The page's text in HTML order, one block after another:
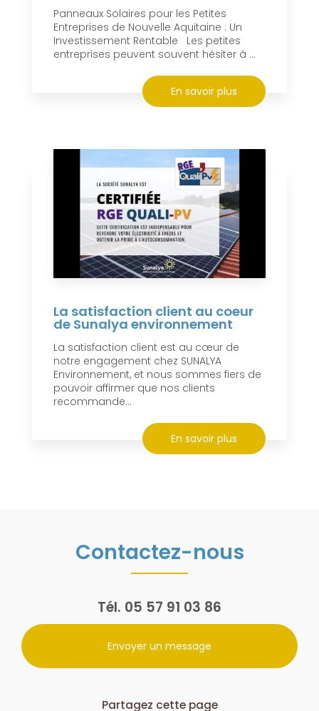
Panneaux Solaires pour les Petites
Entreprises de Nouvelle Aquitaine : Un
Investissement Rentable Les petites
entreprises peuvent souvent hésiter à ...
En savoir plus
La satisfaction client au coeur
de Sunalya environnement
La satisfaction client est au cœur de
notre engagement chez SUNALYA
Environnement, et nous sommes fiers de
pouvoir affirmer que nos clients
recommande...
En savoir plus
Contactez-nous
Tél. 05 57 91 03 86
Envoyer un message
Partagez cette page